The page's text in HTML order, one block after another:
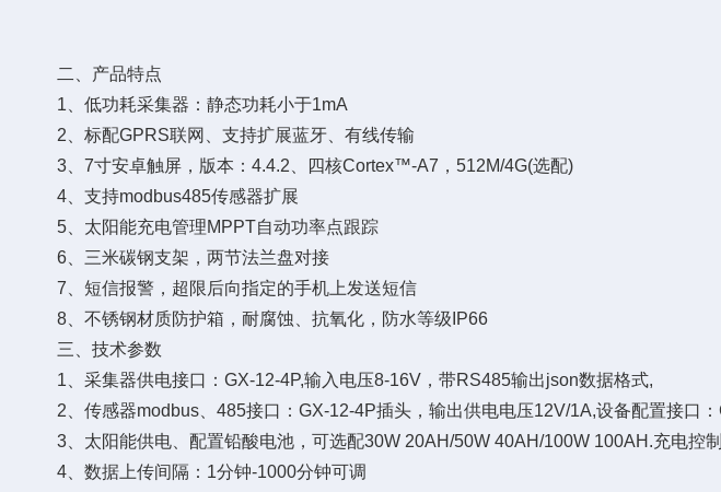
二、产品特点
1、低功耗采集器：静态功耗小于1mA
2、标配GPRS联网、支持扩展蓝牙、有线传输
3、7寸安卓触屏，版本：4.4.2、四核Cortex™-A7，512M/4G(选配)
4、支持modbus485传感器扩展
5、太阳能充电管理MPPT自动功率点跟踪
6、三米碳钢支架，两节法兰盘对接
7、短信报警，超限后向指定的手机上发送短信
8、不锈钢材质防护箱，耐腐蚀、抗氧化，防水等级IP66
三、技术参数
1、采集器供电接口：GX-12-4P,输入电压8-16V，带RS485输出json数据格式,
2、传感器modbus、485接口：GX-12-4P插头，输出供电电压12V/1A,设备配置接口：
3、太阳能供电、配置铅酸电池，可选配30W 20AH/50W 40AH/100W 100AH.充电控
4、数据上传间隔：1分钟-1000分钟可调